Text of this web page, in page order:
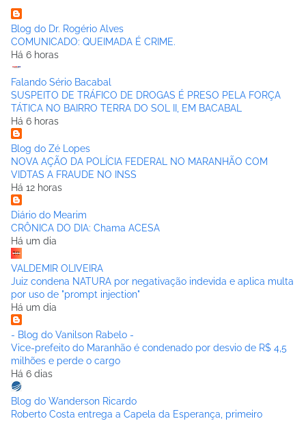
Blog do Dr. Rogério Alves
COMUNICADO: QUEIMADA É CRIME.
Há 6 horas
Falando Sério Bacabal
SUSPEITO DE TRÁFICO DE DROGAS É PRESO PELA FORÇA
TÁTICA NO BAIRRO TERRA DO SOL II, EM BACABAL
Há 6 horas
Blog do Zé Lopes
NOVA AÇÃO DA POLÍCIA FEDERAL NO MARANHÃO COM
VIDTAS A FRAUDE NO INSS
Há 12 horas
Diário do Mearim
CRÔNICA DO DIA: Chama ACESA
Há um dia
VALDEMIR OLIVEIRA
Juiz condena NATURA por negativação indevida e aplica multa
por uso de "prompt injection"
Há um dia
- Blog do Vanilson Rabelo -
Vice-prefeito do Maranhão é condenado por desvio de R$ 4,5
milhões e perde o cargo
Há 6 dias
Blog do Wanderson Ricardo
Roberto Costa entrega a Capela da Esperança, primeiro